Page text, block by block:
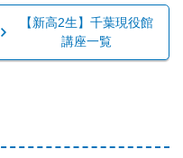
【新高2生】千葉現役館
講座一覧